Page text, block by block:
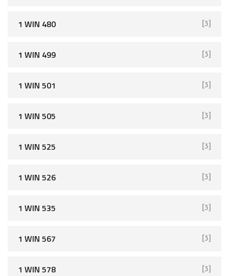
1 WIN 480 [3]
1 WIN 499 [3]
1 WIN 501 [3]
1 WIN 505 [3]
1 WIN 525 [3]
1 WIN 526 [3]
1 WIN 535 [3]
1 WIN 567 [3]
1 WIN 578 [3]